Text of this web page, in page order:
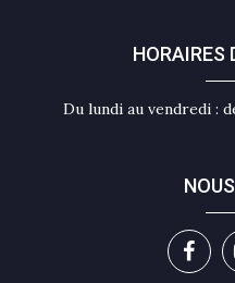
HORAIRES
Du lundi au vendredi :